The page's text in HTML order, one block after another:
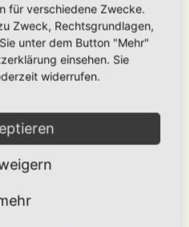
hinaus, deine Beiträge
g. Regeln verstoßen oder geeignet
Dritten Schaden zuzufügen.
deutschsprachige Community unter
Beide haben keinen Einfluss auf
verwendet wird. Sie können
Software für bestimmte Zwecke nicht
für verschiedene Zwecke.
Zweck, Rechtsgrundlagen,
unter dem Button "Mehr"
einsehen. Sie
widerrufen.